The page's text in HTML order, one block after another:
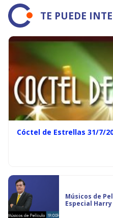
TE PUEDE
Cóctel de Estrellas 31/7/
Músicos de
Especial